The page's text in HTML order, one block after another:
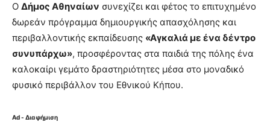
Ο Δήμος Αθηναίων συνεχίζει και φέτος το επιτυχημένο
δωρεάν πρόγραμμα δημιουργικής απασχόλησης και
περιβαλλοντικής εκπαίδευσης «Αγκαλιά με ένα δέντρο
συνυπάρχω», προσφέροντας στα παιδιά της πόλης ένα
καλοκαίρι γεμάτο δραστηριότητες μέσα στο μοναδικό
φυσικό περιβάλλον του Εθνικού Κήπου.
Ad - Διαφήμιση